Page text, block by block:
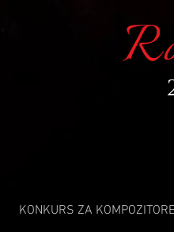
KONKURS ZA KOMPOZITORE